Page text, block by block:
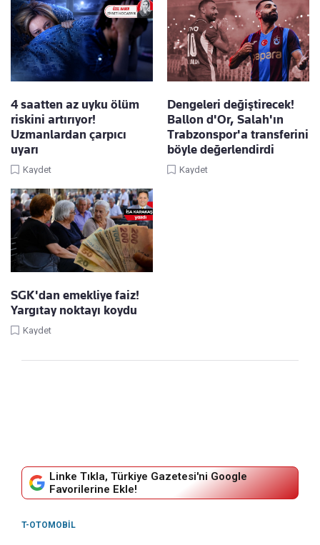
4 saatten az uyku ölüm
riskini artırıyor!
Uzmanlardan çarpıcı
uyarı
Kaydet
Dengeleri değiştirecek!
Ballon d'Or, Salah'ın
Trabzonspor'a transferini
böyle değerlendirdi
Kaydet
SGK'dan emekliye faiz!
Yargıtay noktayı koydu
Kaydet
Linke Tıkla, Türkiye Gazetesi'ni Google
Favorilerine Ekle!
T-OTOMOBIL